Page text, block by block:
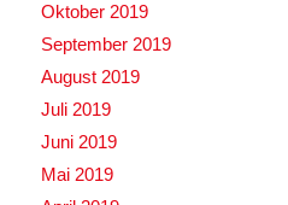
Oktober 2019
September 2019
August 2019
Juli 2019
Juni 2019
Mai 2019